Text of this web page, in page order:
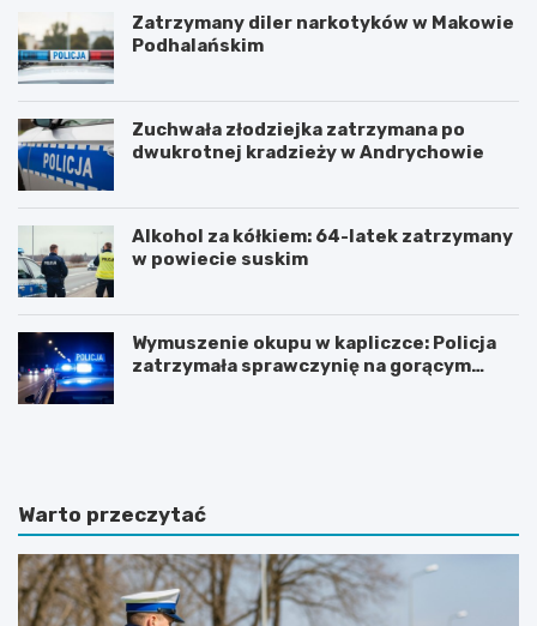
Zatrzymany diler narkotyków w Makowie
Podhalańskim
Zuchwała złodziejka zatrzymana po
dwukrotnej kradzieży w Andrychowie
Alkohol za kółkiem: 64-latek zatrzymany
w powiecie suskim
Wymuszenie okupu w kapliczce: Policja
zatrzymała sprawczynię na gorącym
Z
n
y
w
z
r
Z
s
k
o
t
u
Warto przeczytać